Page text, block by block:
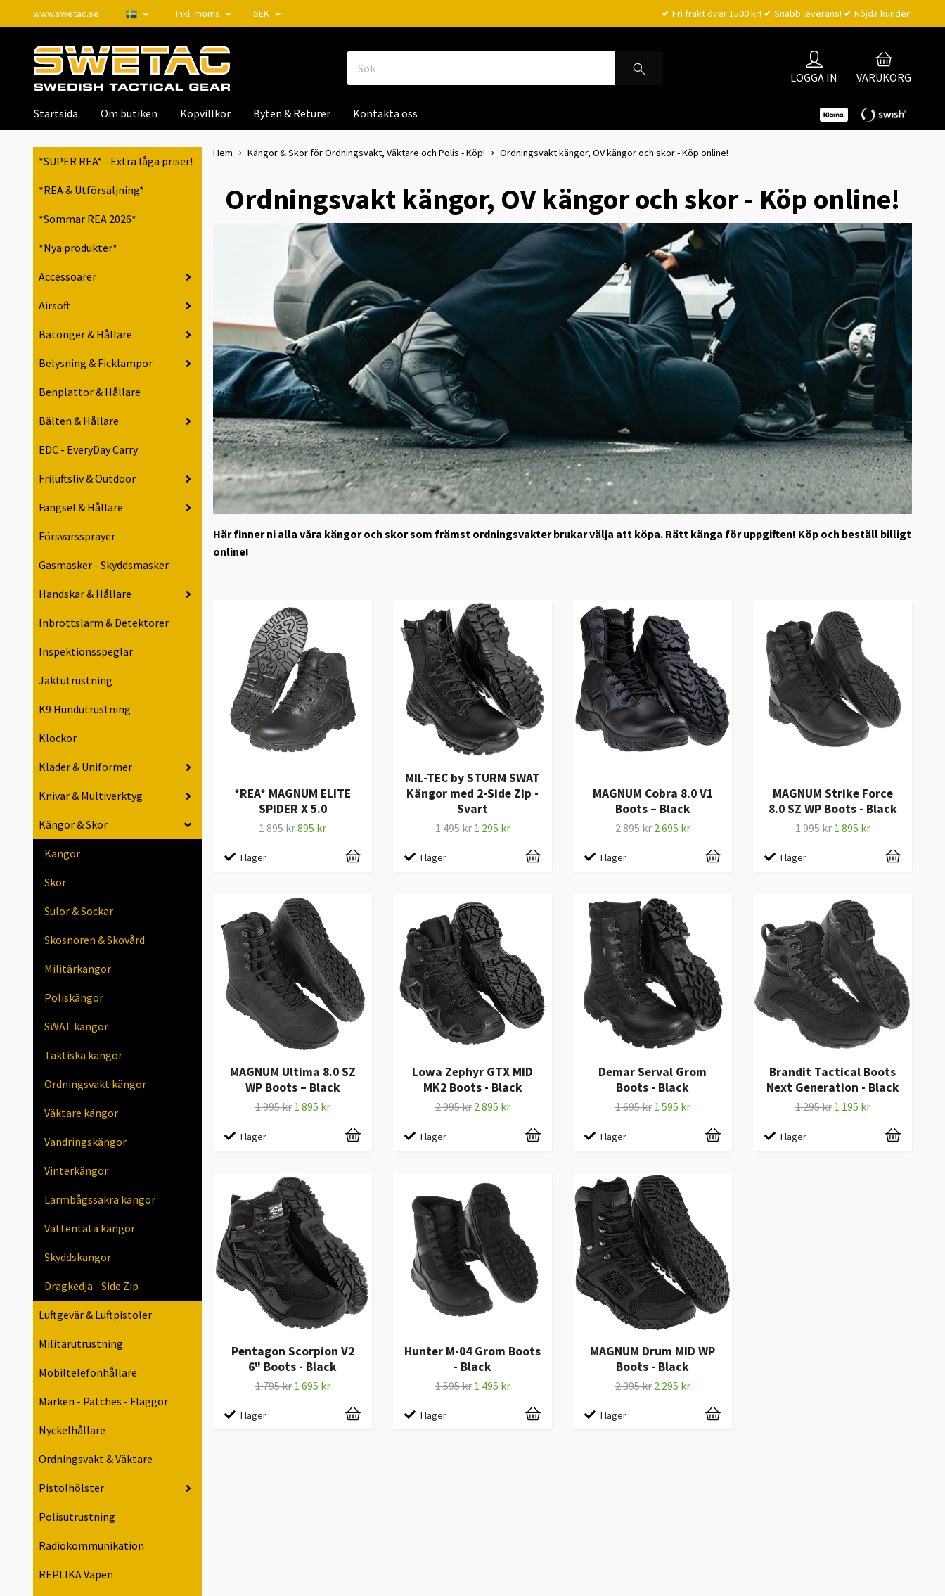
www.swetac.se Inkl. moms SEK ✔ Fri frakt över 1500 kr! ✔ Snabb leverans! ✔ Nöjda kunder!
LOGGA IN VARUKORG
Startsida Om butiken Köpvillkor Byten & Returer Kontakta oss
*SUPER REA* - Extra låga priser!
*REA & Utförsäljning*
*Sommar REA 2026*
*Nya produkter*
Accessoarer
Airsoft
Batonger & Hållare
Belysning & Ficklampor
Benplattor & Hållare
Bälten & Hållare
EDC - EveryDay Carry
Friluftsliv & Outdoor
Fängsel & Hållare
Försvarssprayer
Gasmasker - Skyddsmasker
Handskar & Hållare
Inbrottslarm & Detektorer
Inspektionsspeglar
Jaktutrustning
K9 Hundutrustning
Klockor
Kläder & Uniformer
Knivar & Multiverktyg
Kängor & Skor
Kängor
Skor
Sulor & Sockar
Skosnören & Skovård
Militärkängor
Poliskängor
SWAT kängor
Taktiska kängor
Ordningsvakt kängor
Väktare kängor
Vandringskängor
Vinterkängor
Larmbågssäkra kängor
Vattentäta kängor
Skyddskängor
Dragkedja - Side Zip
Luftgevär & Luftpistoler
Militärutrustning
Mobiltelefonhållare
Märken - Patches - Flaggor
Nyckelhållare
Ordningsvakt & Väktare
Pistolhölster
Polisutrustning
Radiokommunikation
REPLIKA Vapen
Hem Kängor & Skor för Ordningsvakt, Väktare och Polis - Köp! Ordningsvakt kängor, OV kängor och skor - Köp online!
Ordningsvakt kängor, OV kängor och skor - Köp online!
Här finner ni alla våra kängor och skor som främst ordningsvakter brukar välja att köpa. Rätt känga för uppgiften! Köp och beställ billigt
online!
*REA* MAGNUM ELITE
SPIDER X 5.0
1 895 kr895 kr
I lager
MIL-TEC by STURM SWAT
Kängor med 2-Side Zip -
Svart
1 495 kr 1 295 kr
I lager
MAGNUM Cobra 8.0 V1
Boots – Black
2 895 kr 2 695 kr
I lager
MAGNUM Strike Force
8.0 SZ WP Boots - Black
1 995 kr 1 895 kr
I lager
MAGNUM Ultima 8.0 SZ
WP Boots – Black
1 995 kr 1 895 kr
I lager
Lowa Zephyr GTX MID
MK2 Boots - Black
2 995 kr 2 895 kr
I lager
Demar Serval Grom
Boots - Black
1 695 kr 1 595 kr
I lager
Brandit Tactical Boots
Next Generation - Black
1 295 kr 1 195 kr
I lager
Pentagon Scorpion V2
6" Boots - Black
1 795 kr 1 695 kr
I lager
Hunter M-04 Grom Boots
- Black
1 595 kr 1 495 kr
I lager
MAGNUM Drum MID WP
Boots - Black
2 395 kr 2 295 kr
I lager